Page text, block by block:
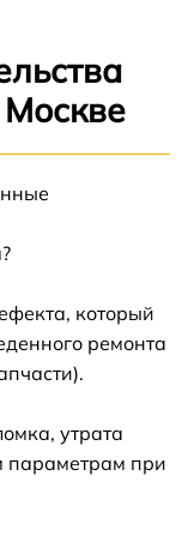
Москве
который
ремонта
утрата
параметрам при